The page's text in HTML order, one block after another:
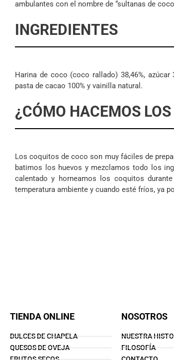
ambulantes con el nombre de “sultanas de
INGREDIENTES
Harina de coco (coco rallado) 38,46%, azúcar
pasta de cacao 100% y vainilla natural.
¿CÓMO HACEMOS
Los coquitos de coco son muy fáciles de
batimos los huevos y mezclamos todo los
calentado y horneamos los coquitos
temperatura ambiente y cuando esté fríos, ya
TIENDA ONLINE
DULCES DE CHAPELA
QUESOS DE OVEJA
NOSOTROS
NUESTRA
FILOSOFÍA